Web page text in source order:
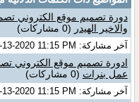
دورة تصميم موقع الكتروني
والاخير الهيدر (0 مشاركات)
آخر مشاركة: admin, 02-13-2020 11:15 PM
ادورة تصميم موقع الكتروني
عمل بنرات (0 مشاركات)
آخر مشاركة: admin, 02-13-2020 11:15 PM